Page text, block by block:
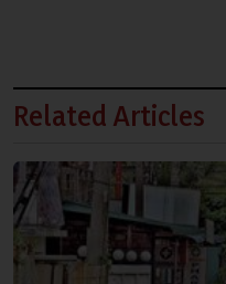
Related Articles